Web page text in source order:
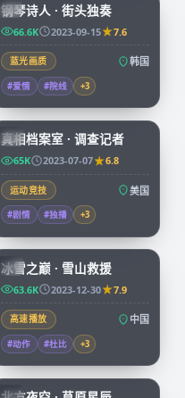
KR
钢琴诗人 · 街头独奏
66.6K 2023-09-15 7.6
蓝光画质 韩国
#爱情 #院线 +3
CN
50:05
真相档案室 · 调查记者
65K 2023-07-07 6.8
运动竞技 美国
#剧情 #独播 +3
CN
冰雪之巅 · 雪山救援
63.6K 2023-12-30 7.9
高速播放 中国
#动作 #杜比 +3
CN
99:01